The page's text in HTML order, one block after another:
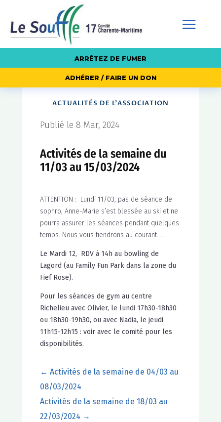
ARRÊTEZ DE FUMER
ADHÉRER / FAIRE UN DON
ACTUALITÉS DE L'ASSOCIATION
Publié le 8 Mar, 2024
Activités de la semaine du
11/03 au 15/03/2024
ATTENTION : Lundi 11/03, pas de séance de
sophro, Anne-Marie s’est blessée au ski et ne
pourra assurer les séances pendant quelques
temps. Nous vous tiendrons au courant…..
Le Mardi 12, RDV à 14h au bowling de
Lagord (au Family Fun Park dans la zone du
Fief Rose).
Pour les séances de gym au centre
Richelieu avec Olivier, le lundi 17h30-18h30
ou 18h30-19h30, ou avec Nadia, le jeudi
11h15-12h15 : voir avec le comité pour les
disponibilités.
← Activités de la semaine de 04/03 au
08/03/2024
Activités de la semaine de 18/03 au
22/03/2024 →